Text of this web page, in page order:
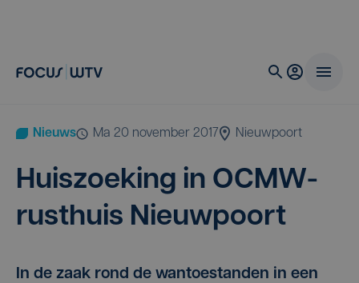
Nieuws ma 20 november 2017 Nieuwpoort
Huis­zoe­king in OCMW-
rust­huis Nieuwpoort
In de zaak rond de wantoestanden in een